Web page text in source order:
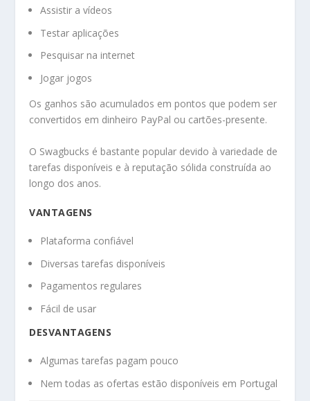
Assistir a vídeos
Testar aplicações
Pesquisar na internet
Jogar jogos
Os ganhos são acumulados em pontos que podem ser
convertidos em dinheiro PayPal ou cartões-presente.
O Swagbucks é bastante popular devido à variedade de
tarefas disponíveis e à reputação sólida construída ao
longo dos anos.
VANTAGENS
Plataforma confiável
Diversas tarefas disponíveis
Pagamentos regulares
Fácil de usar
DESVANTAGENS
Algumas tarefas pagam pouco
Nem todas as ofertas estão disponíveis em Portugal